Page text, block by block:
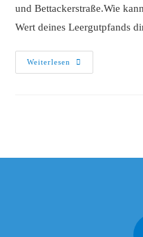
und Bettackerstraße.Wie
Wert deines Leergutpfands
Weiterlesen